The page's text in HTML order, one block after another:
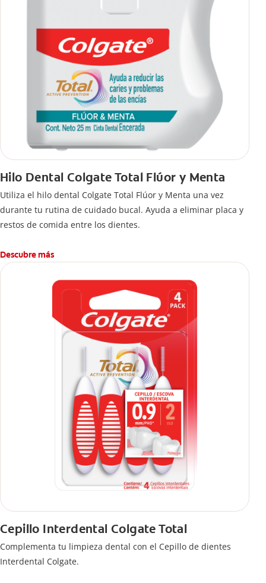
Hilo Dental Colgate Total Flúor y Menta
Utiliza el hilo dental Colgate Total Flúor y Menta una vez
durante tu rutina de cuidado bucal. Ayuda a eliminar placa y
restos de comida entre los dientes.
Descubre más
Cepillo Interdental Colgate Total
Complementa tu limpieza dental con el Cepillo de dientes
Interdental Colgate.